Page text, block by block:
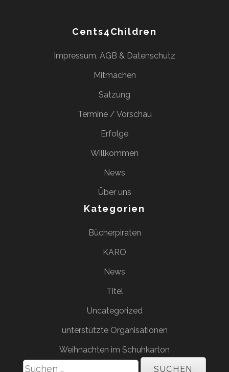
Cents4Children
Impressum, AGB & Datenschutz
Mitmachen
Satzung
Termine / Vorschau
Erfolge
Willkommen
News
Über uns
Kategorien
Bücherpiraten
KARO
News
Titel
Uncategorized
unterstützte Organisationen
Weihnachten im Schuhkarton
Suchen